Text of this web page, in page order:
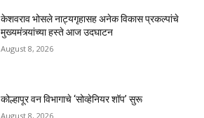
केशवराव भोसले नाट्यगृहासह अनेक विकास प्रकल्पांचे
मुख्यमंत्र्यांच्या हस्ते आज उदघाटन
August 8, 2026
कोल्हापूर वन विभागाचे ‘सोव्हेनियर शॉप’ सुरू
August 8, 2026